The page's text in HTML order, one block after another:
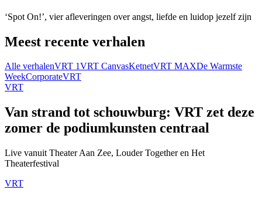
‘Spot On!’, vier afleveringen over angst, liefde en luidop jezelf zijn
Meest recente verhalen
Alle verhalenVRT 1VRT CanvasKetnetVRT MAXDe Warmste
WeekCorporateVRT
VRT
Van strand tot schouwburg: VRT zet deze
zomer de podiumkunsten centraal
Live vanuit Theater Aan Zee, Louder Together en Het
Theaterfestival
VRT